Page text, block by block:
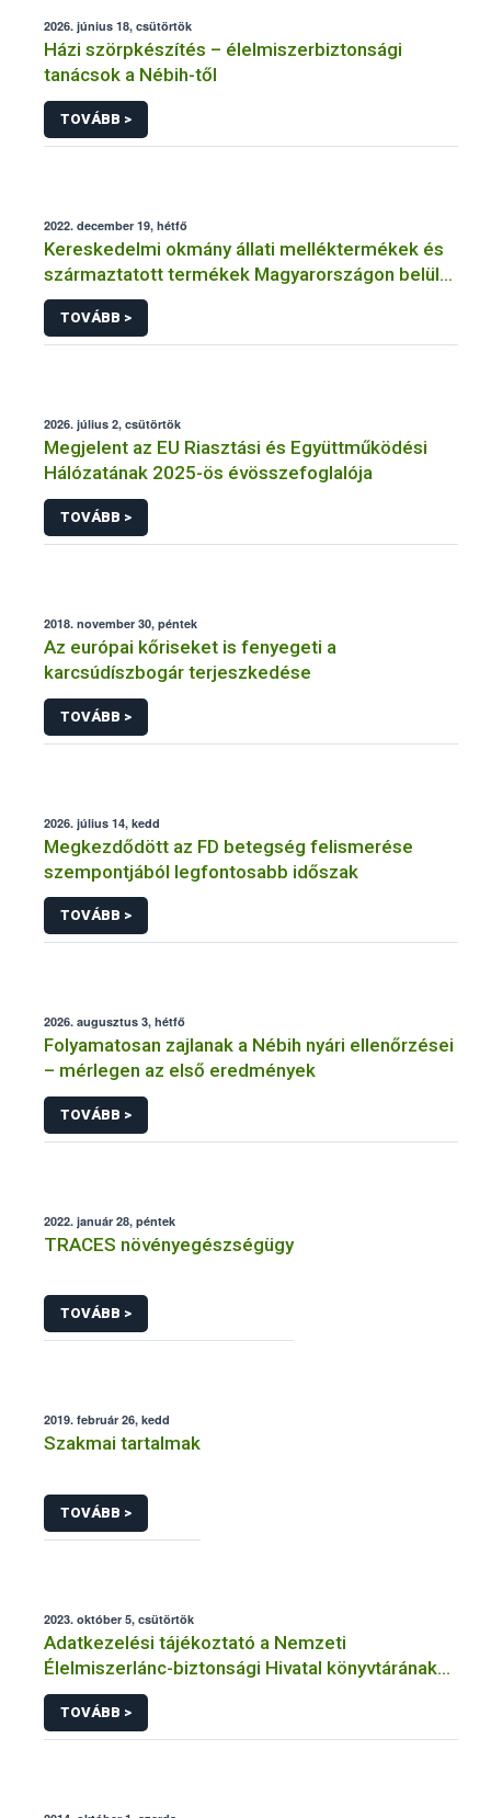
2026. június 18, csütörtök
Házi szörpkészítés – élelmiszerbiztonsági
tanácsok a Nébih-től
TOVÁBB >
2022. december 19, hétfő
Kereskedelmi okmány állati melléktermékek és
származtatott termékek Magyarországon belül
történő szállításához
TOVÁBB >
2026. július 2, csütörtök
Megjelent az EU Riasztási és Együttműködési
Hálózatának 2025-ös évösszefoglalója
TOVÁBB >
2018. november 30, péntek
Az európai kőriseket is fenyegeti a
karcsúdíszbogár terjeszkedése
TOVÁBB >
2026. július 14, kedd
Megkezdődött az FD betegség felismerése
szempontjából legfontosabb időszak
TOVÁBB >
2026. augusztus 3, hétfő
Folyamatosan zajlanak a Nébih nyári ellenőrzései
– mérlegen az első eredmények
TOVÁBB >
2022. január 28, péntek
TRACES növényegészségügy
TOVÁBB >
2019. február 26, kedd
Szakmai tartalmak
TOVÁBB >
2023. október 5, csütörtök
Adatkezelési tájékoztató a Nemzeti
Élelmiszerlánc-biztonsági Hivatal könyvtárának
használatához kapcsolódó adatkezeléshez
TOVÁBB >